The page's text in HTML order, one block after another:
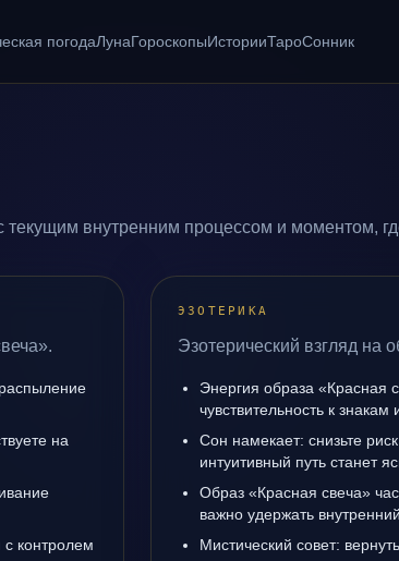
погодаЛунаГороскопыИсторииТароСонник
текущим внутренним процессом и моментом,
на
контролем
ЭЗОТЕРИКА
Эзотерический взгляд на
Энергия образа «Красная
чувствительность к знакам
Сон намекает: снизьте
интуитивный путь станет
Образ «Красная свеча»
важно удержать
Мистический совет: